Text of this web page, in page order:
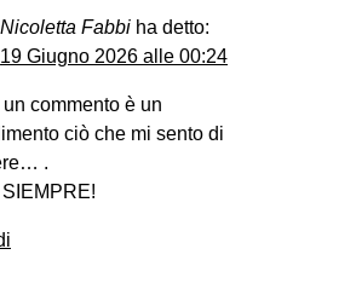
Nicoletta Fabbi ha detto:
19 Giugno 2026 alle 00:24
commento è un
ciò che mi sento di
.